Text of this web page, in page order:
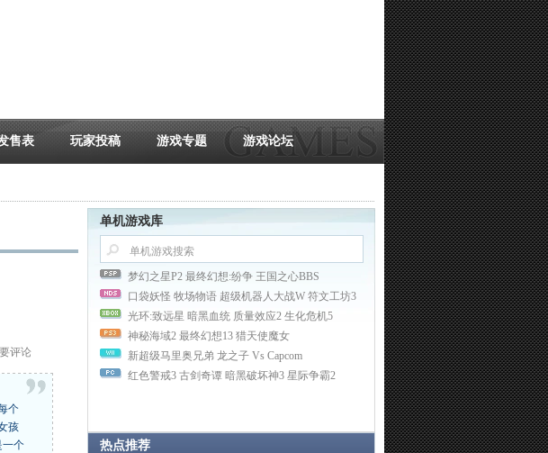
售表 玩家投稿 游戏专题 游戏论坛
评论
个
孩
一个
单机游戏库
梦幻之星P2 最终幻想:纷争 王国之心BBS
口袋妖怪 牧场物语 超级机器人大战W 符文工坊3
光环:致远星 暗黑血统 质量效应2 生化危机5
神秘海域2 最终幻想13 猎天使魔女
新超级马里奥兄弟 龙之子 Vs Capcom
红色警戒3 古剑奇谭 暗黑破坏神3 星际争霸2
热点推荐